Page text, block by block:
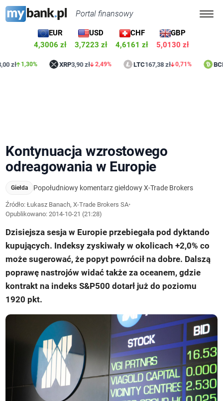
Portal finansowy
EUR
4,3006 zł
USD
3,7223 zł
CHF
4,6161 zł
GBP
5,0130 zł
XRP 3,90 zł 2,49% LTC 167,38 zł 0,71% BCH 793,15
Kontynuacja wzrostowego
odreagowania w Europie
Giełda Popołudniowy komentarz giełdowy X-Trade Brokers
Źródło: Łukasz Banach, X-Trade Brokers SA•
Opublikowano:2014-10-21 (21:28)
Dzisiejsza sesja w Europie przebiegała pod dyktando
kupujących. Indeksy zyskiwały w okolicach +2,0% co
może sugerować, że popyt powrócił na dobre. Dalszą
poprawę nastrojów widać także za oceanem, gdzie
kontrakt na indeks S&P500 dotarł już do poziomu
1920 pkt.